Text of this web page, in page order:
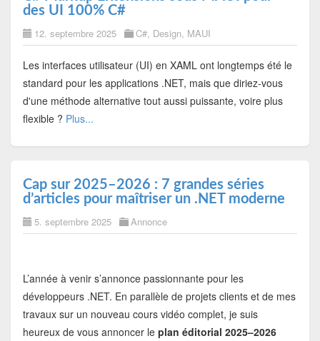
des UI 100% C#
12. septembre 2025 C#, Design, MAUI
Les interfaces utilisateur (UI) en XAML ont longtemps été le
standard pour les applications .NET, mais que diriez-vous
d'une méthode alternative tout aussi puissante, voire plus
flexible ? Plus...
Cap sur 2025–2026 : 7 grandes séries
d’articles pour maîtriser un .NET moderne
5. septembre 2025 Annonce
L’année à venir s’annonce passionnante pour les
développeurs .NET. En parallèle de projets clients et de mes
travaux sur un nouveau cours vidéo complet, je suis
heureux de vous annoncer le plan éditorial 2025–2026